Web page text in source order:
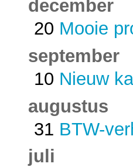
december
20 Mooie
september
10 Nieuw
augustus
31 BTW-
juli